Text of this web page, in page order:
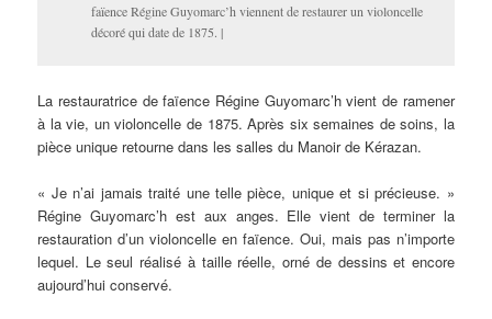
faïence Régine Guyomarc’h viennent de restaurer un violoncelle
décoré qui date de 1875. |
La restauratrice de faïence Régine Guyomarc’h vient de ramener
à la vie, un violoncelle de 1875. Après six semaines de soins, la
pièce unique retourne dans les salles du Manoir de Kérazan.
« Je n’ai jamais traité une telle pièce, unique et si précieuse. »
Régine Guyomarc’h est aux anges. Elle vient de terminer la
restauration d’un violoncelle en faïence. Oui, mais pas n’importe
lequel. Le seul réalisé à taille réelle, orné de dessins et encore
aujourd’hui conservé.